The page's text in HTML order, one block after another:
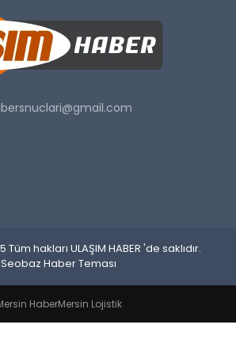
hakları ULAŞIM HABER 'de saklıdır.
Seobaz Haber Teması
HaberMersin Lojistik